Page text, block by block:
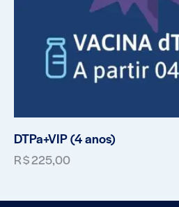
DTPa+VIP (4 anos)
R$225,00